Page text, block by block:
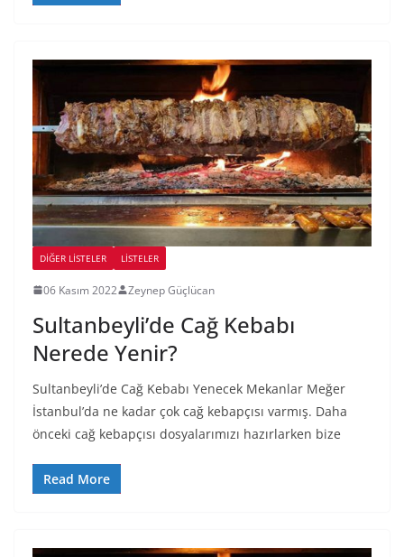
DIĞER LISTELER LİSTELER
06 Kasım 2022 Zeynep Güçlücan
Sultanbeyli’de Cağ Kebabı
Nerede Yenir?
Sultanbeyli’de Cağ Kebabı Yenecek Mekanlar Meğer
İstanbul’da ne kadar çok cağ kebapçısı varmış. Daha
önceki cağ kebapçısı dosyalarımızı hazırlarken bize
Read More